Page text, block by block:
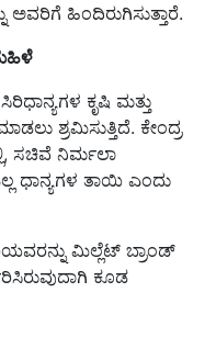
ಅವರಿಗೆ ಹಿಂದಿರುಗಿಸುತ್ತಾರೆ.
ಕೃಷಿ ಮತ್ತು
ಶ್ರಮಿಸುತ್ತಿದೆ. ಕೇಂದ್ರ
ಸಚಿವೆ ನಿರ್ಮಲಾ
ಧಾನ್ಯಗಳ ತಾಯಿ ಎಂದು
ಮಿಲ್ಲೆಟ್‌ ಬ್ರಾಂಡ್‌
ಕೂಡ